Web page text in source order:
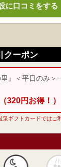
に口コミをする
クーポン
』＜平日のみ＞
320円お得！）
泉ギフトカードではご
流し 露天風呂